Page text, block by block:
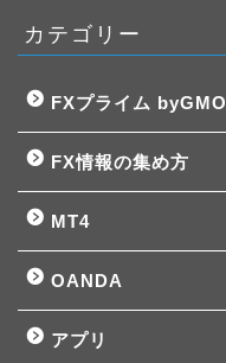
カテゴリー
FXプライム byGMO
FX情報の集め方
MT4
OANDA
アプリ